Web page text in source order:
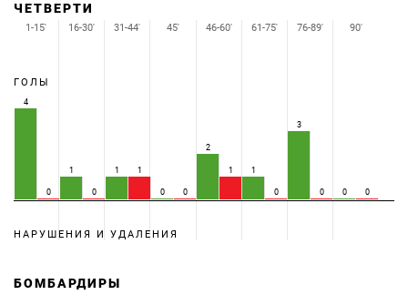
ЧЕТВЕРТИ
ГОЛЫ
4
0
1
0
1 1
0 0
2
1 1
0
3
0 0 0
НАРУШЕНИЯ И УДАЛЕНИЯ
1-15' 16-30' 31-44' 45' 46-60' 61-75' 76-89' 90'
БОМБАРДИРЫ